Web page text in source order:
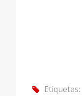
tag Etiquetas: